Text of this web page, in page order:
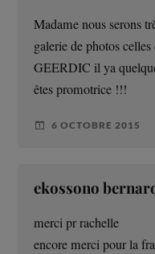
Madame nous serons
galerie de photos
GEERDIC il ya
êtes promotrice !!!
6 OCTOBRE 2015
ekossono
merci pr rachelle
encore merci pour la